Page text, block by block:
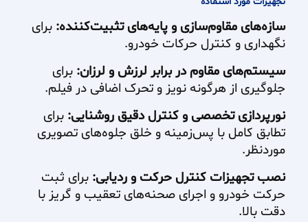
سازه‌های مقاوم‌سازی و پایه‌های تثبیت‌کننده: برای
نگهداری و کنترل حرکات خودرو.
سیستم‌های مقاوم در برابر لرزش و لرزان: برای
جلوگیری از هرگونه نویز و تحرک اضافی در فیلم.
نورپردازی تخصصی و کنترل دقیق روشنایی: برای
تطابق کامل با پس‌زمینه و خلق جلوه‌های تصویری
موردنظر.
نصب تجهیزات کنترل حرکت و ردیابی: برای ثبت
حرکت خودرو و اجرای صحنه‌های تعقیب و گریز با
دقت بالا.